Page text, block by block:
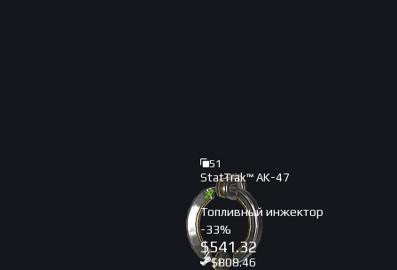
51
StatTrak™ AK-47
Топливный инжектор
-33%
$541.32
$808.46